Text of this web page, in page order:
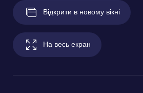
Відкрити в новому вікні
На весь екран